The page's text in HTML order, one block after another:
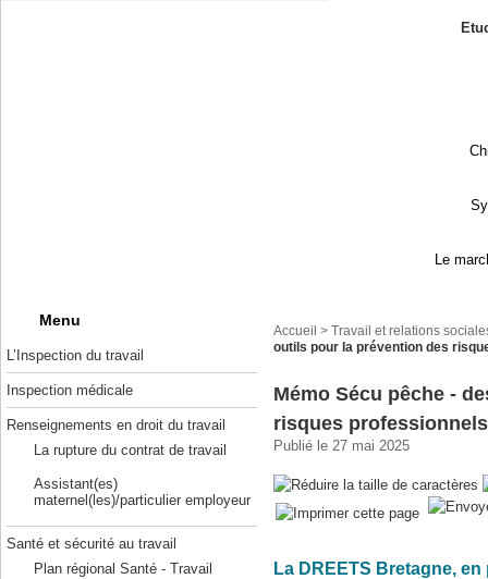
Le
Menu
L’Inspection du travail
Inspection médicale
Renseignements en droit du travail
La rupture du contrat de travail
Assistant(es)
maternel(les)/particulier employeur
Santé et sécurité au travail
Plan régional Santé - Travail
Accueil > Travail et relations
outils pour la prévention des
Mémo Sécu pêche -
risques
Publié le 27 mai 2025
La DREETS Bretagne,